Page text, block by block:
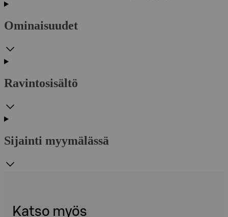
Ominaisuudet
Ravintosisältö
Sijainti myymälässä
Katso myös